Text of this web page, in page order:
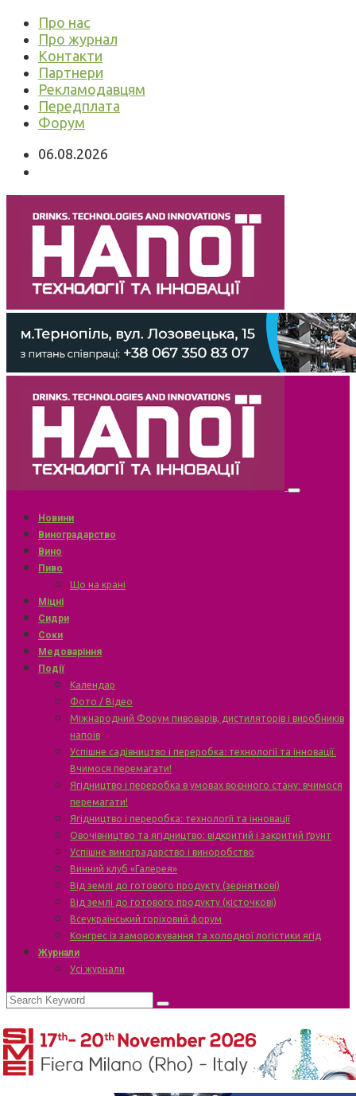
Про нас
Про журнал
Контакти
Партнери
Рекламодавцям
Передплата
Форум
06.08.2026
Новини
Виноградарство
Вино
Пиво
Що на крані
Міцні
Сидри
Соки
Медоваріння
Події
Календар
Фото / Відео
Міжнародний Форум пивоварів, дистиляторів і виробників
напоїв
Успішне садівництво і переробка: технології та інновації.
Вчимося перемагати!
Ягідництво і переробка в умовах воєнного стану: вчимося
перемагати!
Ягідництво і переробка: технології та інновації
Овочівництво та ягідництво: відкритий і закритий ґрунт
Успішне виноградарство і виноробство
Винний клуб «Галерея»
Від землі до готового продукту (зерняткові)
Від землі до готового продукту (кісточкові)
Всеукраїнський горіховий форум
Конгрес із заморожування та холодної логістики ягід
Журнали
Усі журнали